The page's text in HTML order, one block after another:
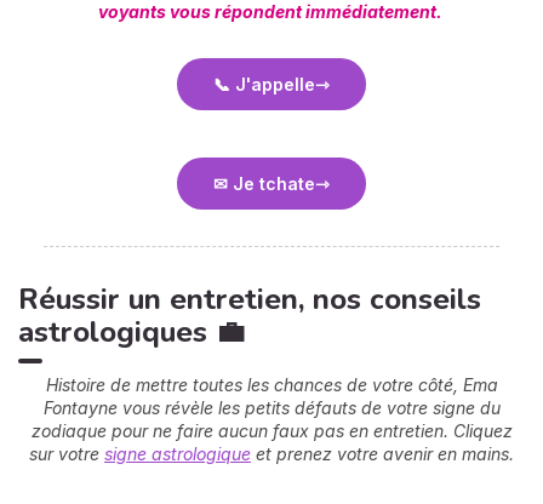
voyants vous répondent immédiatement.
📞 J'appelle
✉ Je tchate
Réussir un entretien, nos conseils
astrologiques 💼
Histoire de mettre toutes les chances de votre côté, Ema
Fontayne vous révèle les petits défauts de votre signe du
zodiaque pour ne faire aucun faux pas en entretien. Cliquez
sur votre signe astrologique et prenez votre avenir en mains.